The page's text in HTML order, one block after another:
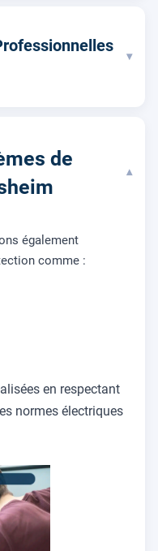
▾
de
▾
également
comme :
en respectant
normes électriques